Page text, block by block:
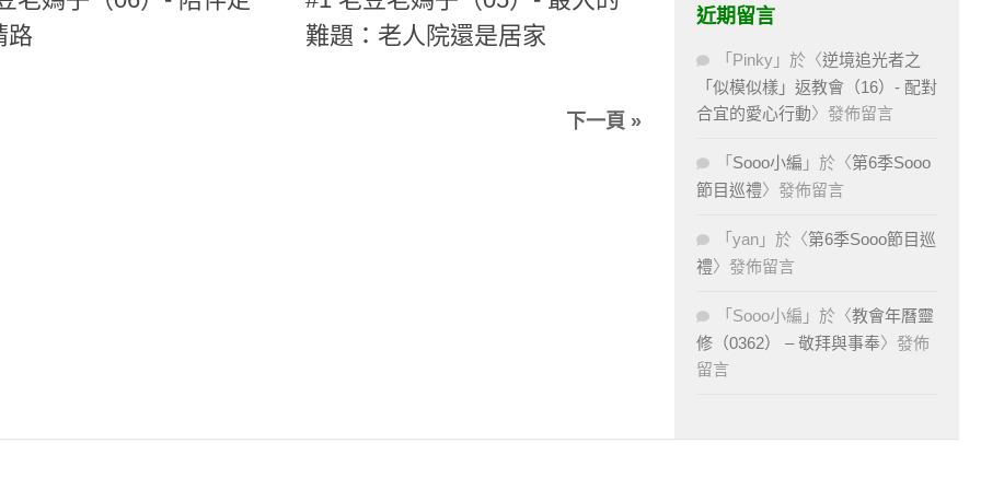
路
難題：老人院還是居家
下一頁 »
近期留言
「 Pinky 」於〈逆境追光者之
「似模似樣」返教會（16）- 配對
合宜的愛心行動〉發佈留言
「 Sooo小編 」於〈第6季Sooo
節目巡禮〉發佈留言
「 yan 」於〈第6季Sooo節目巡
禮〉發佈留言
「 Sooo小編 」於〈教會年曆靈
修（0362） – 敬拜與事奉〉發佈
留言